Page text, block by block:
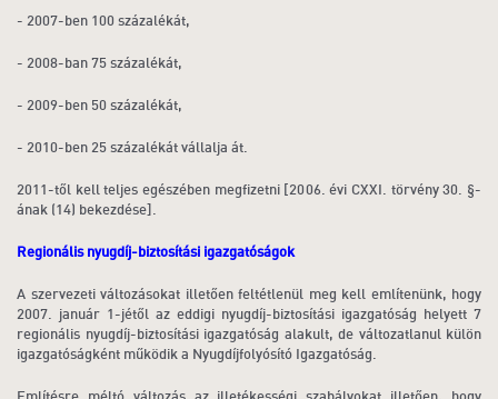
- 2007-ben 100 százalékát,
- 2008-ban 75 százalékát,
- 2009-ben 50 százalékát,
- 2010-ben 25 százalékát vállalja át.
2011-től kell teljes egészében megfizetni [2006. évi CXXI. törvény 30. §-
ának (14) bekezdése].
Regionális nyugdíj-biztosítási igazgatóságok
A szervezeti változásokat illetően feltétlenül meg kell említenünk, hogy
2007. január 1-jétől az eddigi nyugdíj-biztosítási igazgatóság helyett 7
regionális nyugdíj-biztosítási igazgatóság alakult, de változatlanul külön
igazgatóságként működik a Nyugdíjfolyósító Igazgatóság.